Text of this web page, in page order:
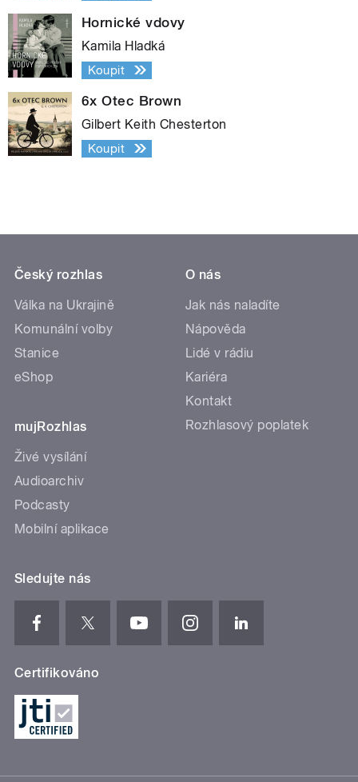
Hornické vdovy
Kamila Hladká
Koupit
6x Otec Brown
Gilbert Keith Chesterton
Koupit
Český rozhlas
Válka na Ukrajině
Komunální volby
Stanice
eShop
mujRozhlas
Živé vysílání
Audioarchiv
Podcasty
Mobilní aplikace
O nás
Jak nás naladíte
Nápověda
Lidé v rádiu
Kariéra
Kontakt
Rozhlasový poplatek
Sledujte nás
Certifikováno